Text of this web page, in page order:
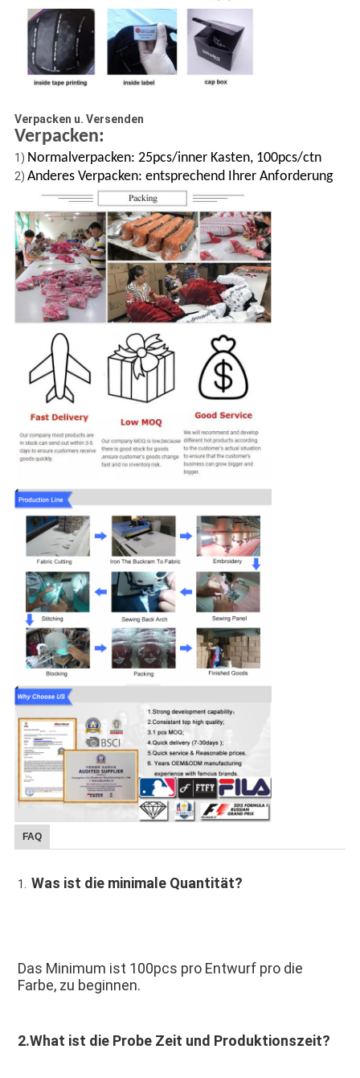
Verpacken u. Versenden
Verpacken:
1) Normalverpacken: 25pcs/inner Kasten, 100pcs/ctn
2) Anderes Verpacken: entsprechend Ihrer Anforderung
FAQ
1. Was ist die minimale Quantität?
Das Minimum ist 100pcs pro Entwurf pro die
Farbe, zu beginnen.
2.What ist die Probe Zeit und Produktionszeit?